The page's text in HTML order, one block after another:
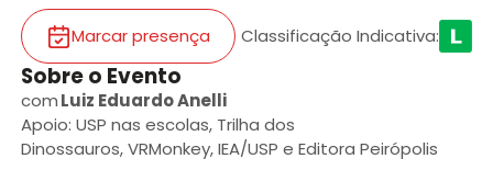
Marcar presença Classificação Indicativa:
Sobre o Evento
comLuiz Eduardo Anelli
Apoio: USP nas escolas, Trilha dos
Dinossauros, VRMonkey, IEA/USP e Editora Peirópolis